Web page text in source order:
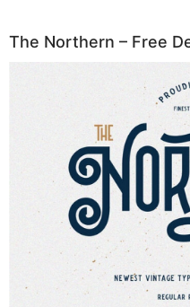
The Northern – Free